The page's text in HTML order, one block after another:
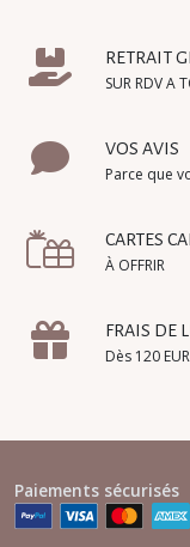
RETRAIT
SUR RDV A
VOS AVIS
Parce que
CARTES
À OFFRIR
FRAIS DE
Dès 120
Paiements sécurisés